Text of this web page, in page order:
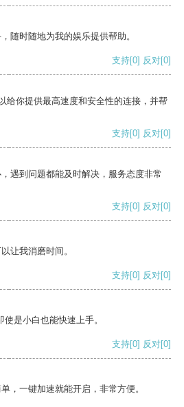
随时随地为我的娱乐提供帮助。
支持[0] 反对[0]
给你提供最高速度和安全性的连接，并帮
支持[0] 反对[0]
遇到问题都能及时解决，服务态度非常
支持[0] 反对[0]
让我消磨时间。
支持[0] 反对[0]
是小白也能快速上手。
支持[0] 反对[0]
，一键加速就能开启，非常方便。